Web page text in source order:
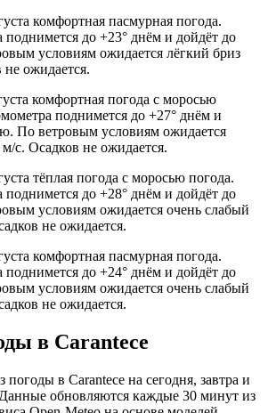
комфортная пасмурная погода.
поднимется до +23° днём и дойдёт до
условиям ожидается лёгкий бриз
ожидается.
комфортная погода с моросью
поднимется до +27° днём и
По ветровым условиям ожидается
с. Осадков не ожидается.
тёплая погода с моросью погода.
поднимется до +28° днём и дойдёт до
условиям ожидается очень слабый
не ожидается.
комфортная пасмурная погода.
поднимется до +24° днём и дойдёт до
условиям ожидается очень слабый
не ожидается.
в Carantecе
в Carantecе на сегодня, завтра и
обновляются каждые 30 минут из